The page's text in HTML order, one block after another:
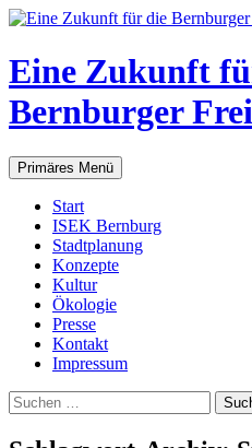
Zum
springen
Eine Zukunft
Bernburger
Suchen
Primäres Menü
Start
ISEK Bernburg
Stadtplanung
Konzepte
Kultur
Ökologie
Presse
Kontakt
Impressum
Suchen
nach: